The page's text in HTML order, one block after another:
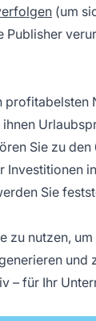
(um
profitabelsten
Sie zu
Investitionen
Sie
zu nutzen,
und
– für Ihr